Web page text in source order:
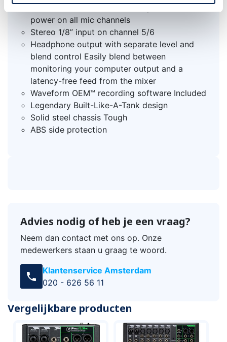
power on all mic channels
Stereo 1/8” input on channel 5/6
Headphone output with separate level and
blend control Easily blend between
monitoring your computer output and a
latency-free feed from the mixer
Waveform OEM™ recording software Included
Legendary Built-Like-A-Tank design
Solid steel chassis Tough
ABS side protection
Advies nodig of heb je een vraag?
Neem dan contact met ons op. Onze
medewerkers staan u graag te woord.
call
Klantenservice Amsterdam
020 - 626 56 11
Vergelijkbare producten